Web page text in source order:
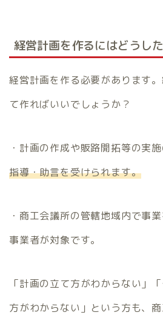
経営計画を作るにはどうし
経営計画を作る必要があります
て作ればいいでしょうか？
・計画の作成や販路開拓等の実
指導・助言を受けられます。
・商工会議所の管轄地域内で事
事業者が対象です。
「計画の立て方がわからない」
方がわからない」という方も、